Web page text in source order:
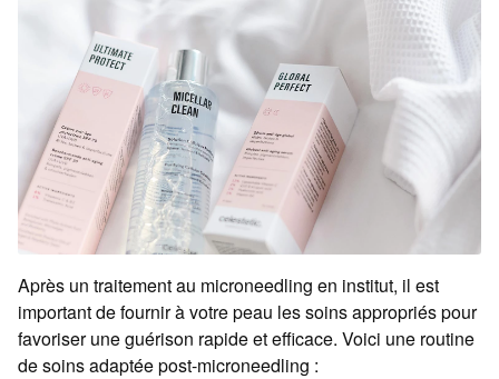
Après un traitement au microneedling en institut, il est
important de fournir à votre peau les soins appropriés pour
favoriser une guérison rapide et efficace. Voici une routine
de soins adaptée post-microneedling :